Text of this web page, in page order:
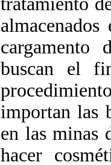
cargamento
buscan el
importan las
en las minas
hacer